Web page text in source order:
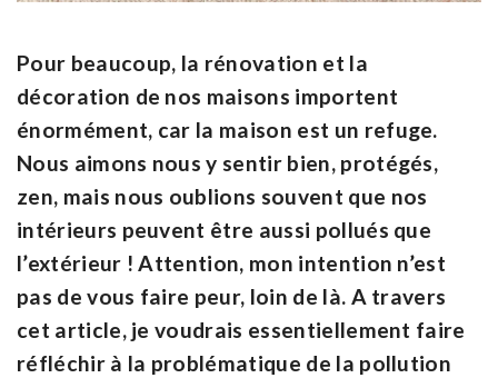
Pour beaucoup, la rénovation et la
décoration de nos maisons importent
énormément, car la maison est un refuge.
Nous aimons nous y sentir bien, protégés,
zen, mais nous oublions souvent que nos
intérieurs peuvent être aussi pollués que
l’extérieur ! Attention, mon intention n’est
pas de vous faire peur, loin de là. A travers
cet article, je voudrais essentiellement faire
réfléchir à la problématique de la pollution